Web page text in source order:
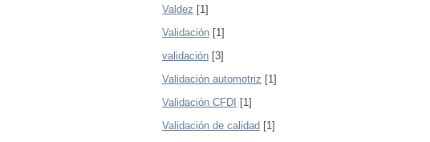
Valdez [1]
Validación [1]
validación [3]
Validación automotriz [1]
Validación CFDI
[1]
Validación de calidad [1]